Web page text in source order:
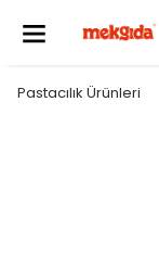
Pastacılık Ürünleri